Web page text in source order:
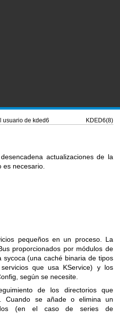
usuario de kded6 KDED6(8)
actualizaciones de la
es necesario.
pequeños en un proceso. La
proporcionados por módulos de
sycoca (una caché binaria de tipos
que usa KService) y los
según se necesite.
de los directorios que
Cuando se añade o elimina un
(en el caso de series de